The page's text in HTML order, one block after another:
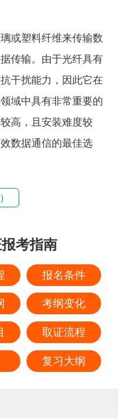
或塑料纤维来传输数
传输。由于光纤具有
干扰能力，因此它在
域中具有非常重要的
高，且安装难度较
数据通信的最佳选
）
考指南
报名条件
考纲变化
取证流程
复习大纲